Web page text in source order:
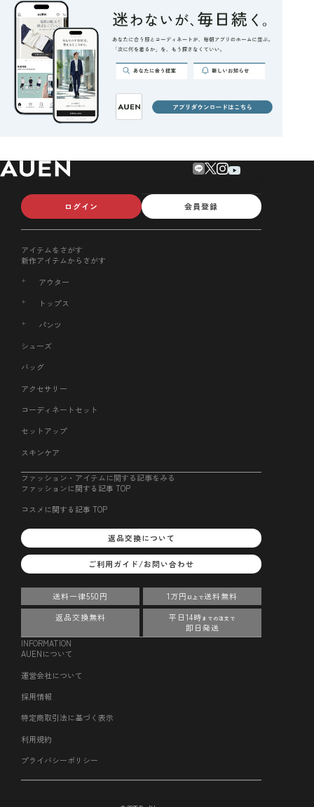
ログイン 会員登録
アイテムをさがす
新作アイテムからさがす
アウター
トップス
パンツ
シューズ
バッグ
アクセサリー
コーディネートセット
セットアップ
スキンケア
ファッション・アイテムに関する記事をみる
ファッションに関する記事 TOP
コスメに関する記事 TOP
返品交換について
ご利用ガイド/お問い合わせ
送料一律550円 1万円 以上で送料無料
返品交換無料
平日14時 までの注文で
即日発送
INFORMATION
AUENについて
運営会社について
採用情報
特定商取引法に基づく表示
利用規約
プライバシーポリシー